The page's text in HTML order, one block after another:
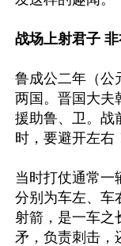
战场上射君子
鲁成公二年（公
两国。晋国大夫
援助鲁、卫。战
时，要避开左右
当时打仗通常一
分别为车左、车
射箭，是一车之
矛，负责刺击，